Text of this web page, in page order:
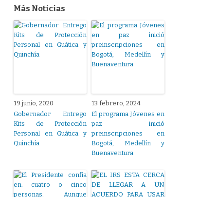
Más Noticias
19 junio, 2020
Gobernador Entrego
Kits de Protección
Personal en Guática y
Quinchía
13 febrero, 2024
El programa Jóvenes en
paz inició
preinscripciones en
Bogotá, Medellín y
Buenaventura